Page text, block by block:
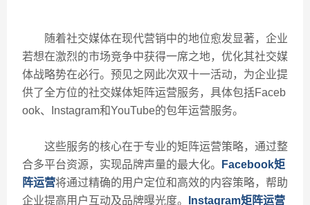
随着社交媒体在现代营销中的地位愈发显著，企业
若想在激烈的市场竞争中获得一席之地，优化其社交媒
体战略势在必行。预见之网此次双十一活动，为企业提
供了全方位的社交媒体矩阵运营服务，具体包括Faceb
ook、Instagram和YouTube的包年运营服务。
这些服务的核心在于专业的矩阵运营策略，通过整
合多平台资源，实现品牌声量的最大化。
Facebook矩
阵运营将通过精确的用户定位和高效的内容策略，帮助
企业提高用户互动及品牌曝光度。
Instagram矩阵运营